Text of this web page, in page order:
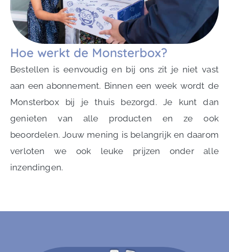
Hoe werkt de Monsterbox?
Bestellen is eenvoudig en bij ons zit je niet vast
aan een abonnement. Binnen een week wordt de
Monsterbox bij je thuis bezorgd. Je kunt dan
genieten van alle producten en ze ook
beoordelen. Jouw mening is belangrijk en daarom
verloten we ook leuke prijzen onder alle
inzendingen.